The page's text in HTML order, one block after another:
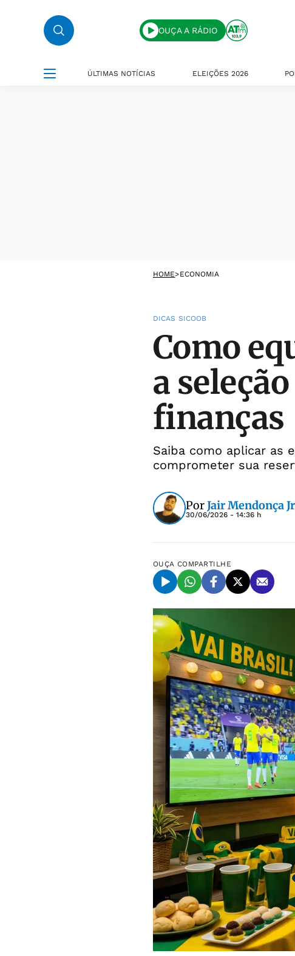
OUÇA A RÁDIO
ÚLTIMAS NOTÍCIAS ELEIÇÕES 2026
HOME>ECONOMIA
DICAS SICOOB
Como
a
finanças
Saiba como aplicar as
comprometer sua
PorJair Mendonça Jr
30/06/2026 - 14:36 h
OUÇA COMPARTILHE